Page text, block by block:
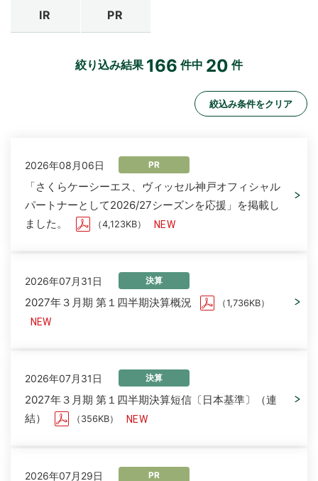
IR PR
絞込み条件をクリア
絞り込み結果 166 件中 20 件
2026年08月06日 PR
「さくらケーシーエス、ヴィッセル神戸オフィシャル
パートナーとして2026/27シーズンを応援」を掲載し
ました。
（4,123KB）
2026年07月31日 決算
2027年３月期 第１四半期決算概況 （1,736KB）
2026年07月31日 決算
2027年３月期 第１四半期決算短信〔日本基準〕（連
結）
（356KB）
2026年07月29日 PR